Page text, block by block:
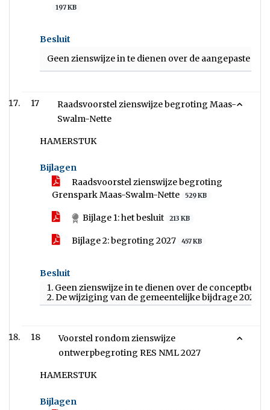
197 KB
Besluit
Geen zienswijze in te dienen over de aangepaste
17
Raadsvoorstel zienswijze begroting Maas-
Swalm-Nette
HAMERSTUK
Bijlagen
Raadsvoorstel zienswijze begroting
Grenspark Maas-Swalm-Nette
529 KB
Bijlage 1: het besluit 213 KB
Bijlage 2: begroting 2027 457 KB
Besluit
1. Geen zienswijze in te dienen over de
2. De wijziging van de gemeentelijke bijdrage 2027
18
Voorstel rondom zienswijze
ontwerpbegroting RES NML 2027
HAMERSTUK
Bijlagen